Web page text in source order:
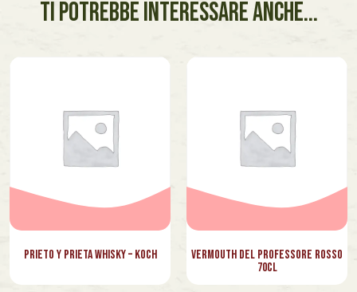
TI POTREBBE INTERESSARE ANCHE...
Prieto y Prieta Whisky – Koch
Vermouth del Professore Rosso
70cl